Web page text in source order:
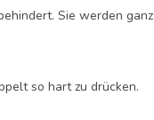
Sie werden ganz
so hart zu drücken.